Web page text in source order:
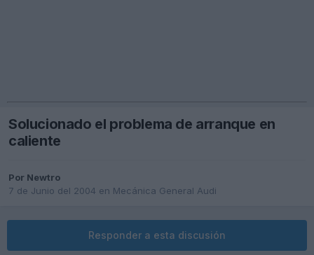
Solucionado el problema de arranque en
caliente
Por Newtro
7 de Junio del 2004 en Mecánica General Audi
Responder a esta discusión